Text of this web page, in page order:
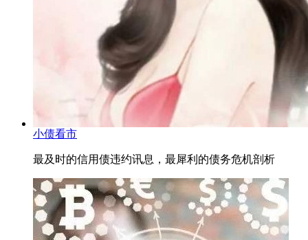
小债看市
最及时的信用债违约讯息，最犀利的债务危机剖析